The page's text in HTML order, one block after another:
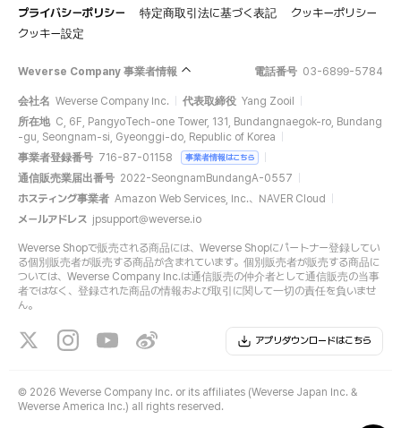
プライバシーポリシー
特定商取引法に基づく表記
クッキーポリシー
クッキー設定
Weverse Company 事業者情報 電話番号 03-6899-5784
会社名 Weverse Company Inc. 代表取締役 Yang Zooil
所在地 C, 6F, PangyoTech-one Tower, 131, Bundangnaegok-ro, Bundang
-gu, Seongnam-si, Gyeonggi-do, Republic of Korea
事業者登録番号 716-87-01158 事業者情報はこちら
通信販売業届出番号 2022-SeongnamBundangA-0557
ホスティング事業者 Amazon Web Services, Inc.、NAVER Cloud
メールアドレス jpsupport@weverse.io
Weverse Shopで販売される商品には、Weverse Shopにパートナー登録してい
る個別販売者が販売する商品が含まれています。個別販売者が販売する商品に
ついては、Weverse Company Inc.は通信販売の仲介者として通信販売の当事
者ではなく、登録された商品の情報および取引に関して一切の責任を負いませ
ん。
アプリダウンロードはこちら
© 2026 Weverse Company Inc. or its affiliates (Weverse Japan Inc. &
Weverse America Inc.) all rights reserved.